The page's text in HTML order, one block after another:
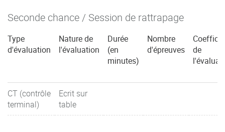
Seconde chance / Session de rattrapage
Type
d'évaluation
Nature de
l'évaluation
Durée
(en
minutes)
Nombre
d'épreuves
de
CT (contrôle
terminal)
Ecrit sur
table